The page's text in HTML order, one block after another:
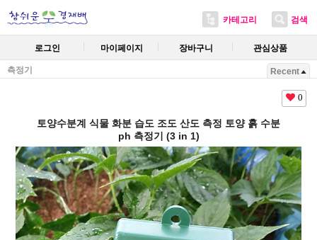
카테고리 검색
로그인 마이페이지 장바구니 관심상품
측정기 Recent
0
토양수분계 식물 화분 습도 조도 산도 측정 토양 흙 수분
ph 측정기 (3 in 1)